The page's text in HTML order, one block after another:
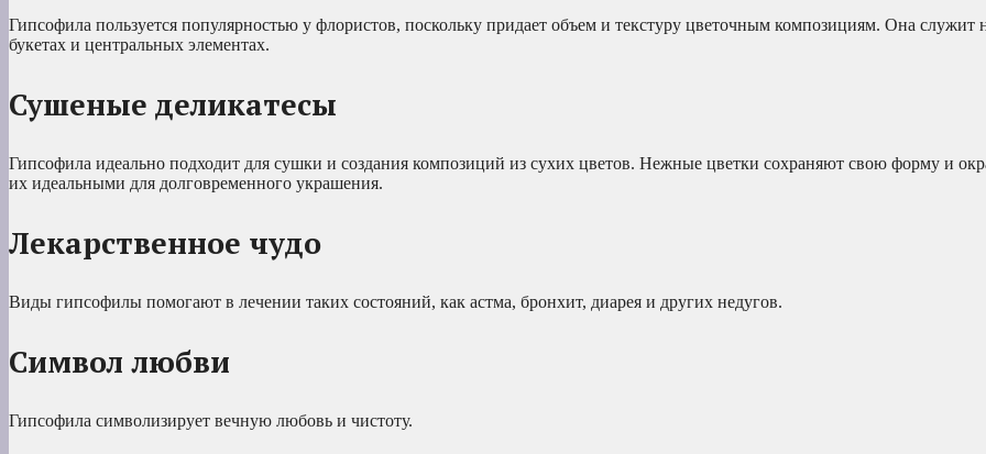
Гипсофила пользуется популярностью у флористов, поскольку придает объем и текстуру цветочным композициям. Она служит
букетах и центральных элементах.
Сушеные деликатесы
Гипсофила идеально подходит для сушки и создания композиций из сухих цветов. Нежные цветки сохраняют свою форму и
их идеальными для долговременного украшения.
Лекарственное чудо
Виды гипсофилы помогают в лечении таких состояний, как астма, бронхит, диарея и других недугов.
Символ любви
Гипсофила символизирует вечную любовь и чистоту.